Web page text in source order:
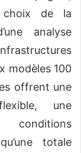
choix de la
analyse
modèles 100
offrent une
une
conditions
totale